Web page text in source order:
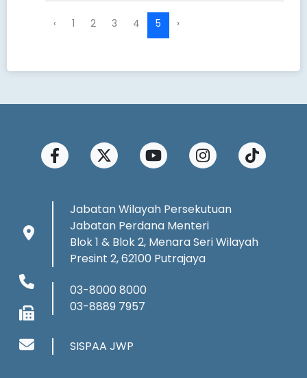
‹ 1 2 3 4 5 ›
Jabatan Wilayah Persekutuan
Jabatan Perdana Menteri
Blok 1 & Blok 2, Menara Seri Wilayah
Presint 2, 62100 Putrajaya
03-8000 8000
03-8889 7957
SISPAA JWP